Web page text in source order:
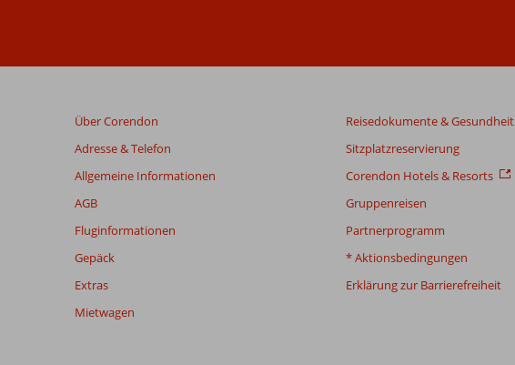
Über Corendon
Adresse & Telefon
Allgemeine Informationen
AGB
Fluginformationen
Gepäck
Extras
Mietwagen
Reisedokumente & Gesundheit
Sitzplatzreservierung
Corendon Hotels & Resorts
Gruppenreisen
Partnerprogramm
* Aktionsbedingungen
Erklärung zur Barrierefreiheit